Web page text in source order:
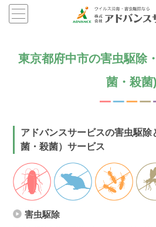
東京都府中市の害虫駆除
菌・殺菌)
アドバンスサービスの害虫駆除
菌・殺菌）サービス
害虫駆除